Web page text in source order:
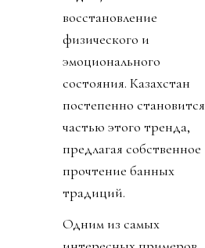
восстановление
физического и
эмоционального
состояния. Казахстан
постепенно становится
частью этого тренда,
предлагая собственное
прочтение банных
традиций.
Одним из самых